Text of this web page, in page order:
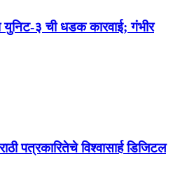
युनिट-३ ची धडक कारवाई; गंभीर
पत्रकारितेचे विश्वासार्ह डिजिटल